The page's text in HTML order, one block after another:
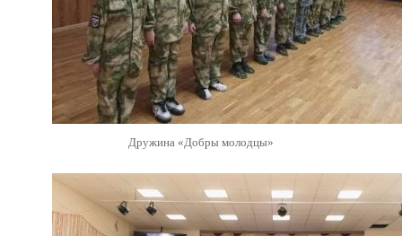
Дружина «Добры молодцы»